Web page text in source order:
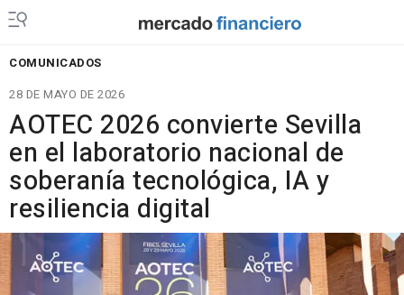
COMUNICADOS
28 DE MAYO DE 2026
AOTEC 2026 convierte Sevilla
en el laboratorio nacional de
soberanía tecnológica, IA y
resiliencia digital